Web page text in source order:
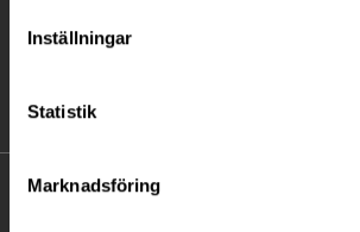
Inställningar
Statistik
Marknadsföring
KONTAKT